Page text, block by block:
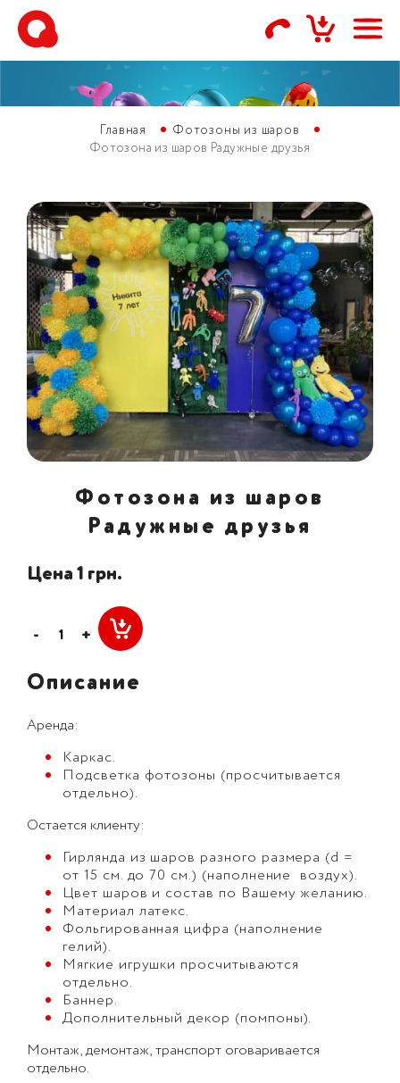
Главная
Фотозоны из шаров
Фотозона из шаров Радужные друзья
Фотозона из шаров
Радужные друзья
Цена 1 грн.
- +
Описание
Аренда:
Каркас.
Подсветка фотозоны (просчитывается
отдельно).
Остается клиенту:
Гирлянда из шаров разного размера (d =
от 15 см. до 70 см.) (наполнение воздух).
Цвет шаров и состав по Вашему желанию.
Материал латекс.
Фольгированная цифра (наполнение
гелий).
Мягкие игрушки просчитываются
отдельно.
Баннер.
Дополнительный декор (помпоны).
Монтаж, демонтаж, транспорт оговаривается
отдельно.